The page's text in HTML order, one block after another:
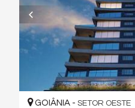
GOIÂNIA - SETOR OESTE